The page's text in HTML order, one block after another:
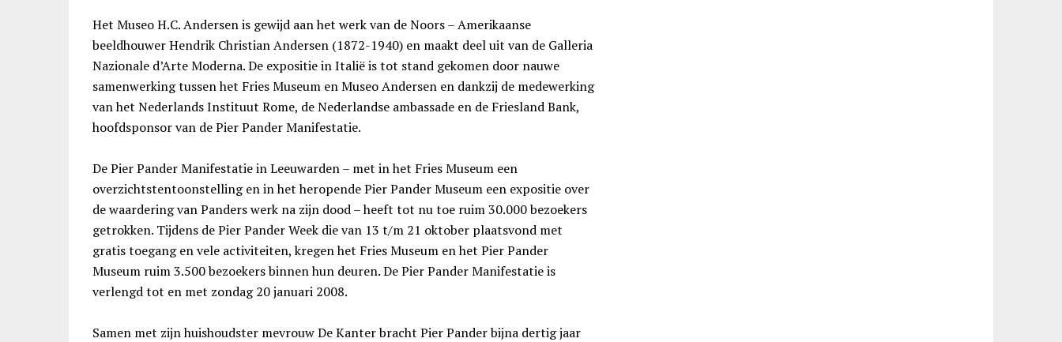
Het Museo H.C. Andersen is gewijd aan het werk van de Noors – Amerikaanse
beeldhouwer Hendrik Christian Andersen (1872-1940) en maakt deel uit van de Galleria
Nazionale d’Arte Moderna. De expositie in Italië is tot stand gekomen door nauwe
samenwerking tussen het Fries Museum en Museo Andersen en dankzij de medewerking
van het Nederlands Instituut Rome, de Nederlandse ambassade en de Friesland Bank,
hoofdsponsor van de Pier Pander Manifestatie.
De Pier Pander Manifestatie in Leeuwarden – met in het Fries Museum een
overzichtstentoonstelling en in het heropende Pier Pander Museum een expositie over
de waardering van Panders werk na zijn dood – heeft tot nu toe ruim 30.000 bezoekers
getrokken. Tijdens de Pier Pander Week die van 13 t/m 21 oktober plaatsvond met
gratis toegang en vele activiteiten, kregen het Fries Museum en het Pier Pander
Museum ruim 3.500 bezoekers binnen hun deuren. De Pier Pander Manifestatie is
verlengd tot en met zondag 20 januari 2008.
Samen met zijn huishoudster mevrouw De Kanter bracht Pier Pander bijna dertig jaar